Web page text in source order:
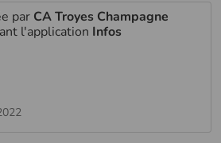
par CA Troyes Champagne
l'application Infos